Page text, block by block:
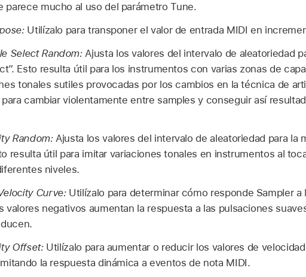
parece mucho al uso del parámetro Tune.
Utilízalo para transponer el valor de entrada MIDI en
Select Random:Ajusta los valores del intervalo de aleatoriedad
Esto resulta útil para los instrumentos con varias zonas de
tonales sutiles provocadas por los cambios en la técnica de
cambiar violentamente entre samples y conseguir así
Random:Ajusta los valores del intervalo de aleatoriedad para la
resulta útil para imitar variaciones tonales en instrumentos al
niveles.
Curve:Utilízalo para determinar cómo responde Sampler a
valores negativos aumentan la respuesta a las pulsaciones
Offset:Utilízalo para aumentar o reducir los valores de
la respuesta dinámica a eventos de nota MIDI.